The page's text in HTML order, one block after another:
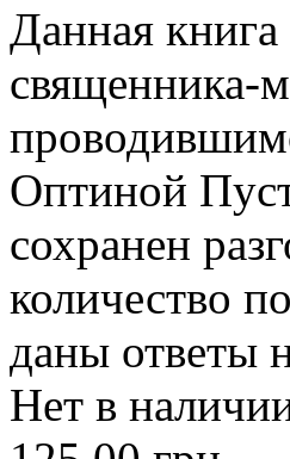
Данная книга
священника-
Оптиной
сохранен
количество
даны ответы
Нет в